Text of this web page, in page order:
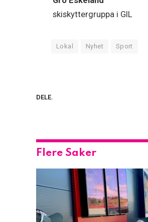
skiskyttergruppa i GIL
Lokal Nyhet Sport
DELE.
Flere Saker